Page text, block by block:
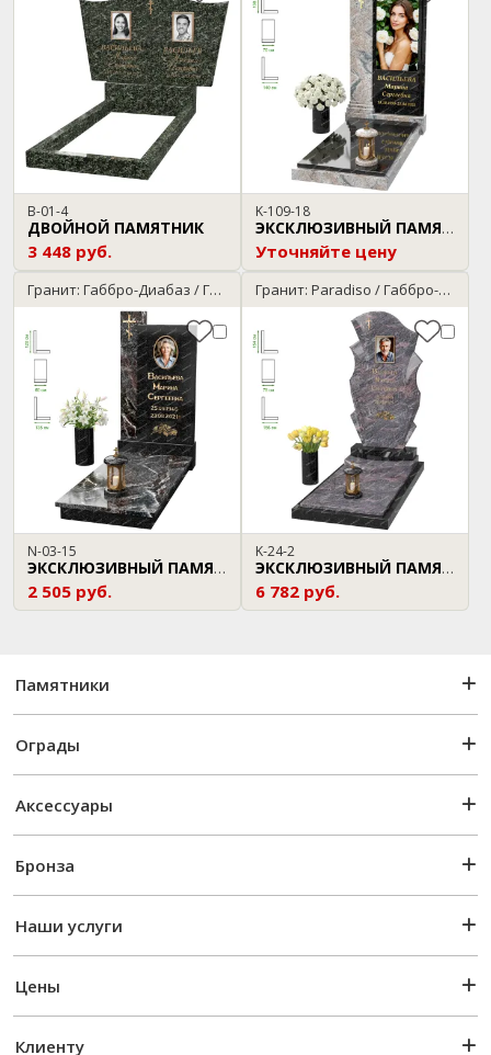
B-01-4
ДВОЙНОЙ ПАМЯТНИК
3 448 руб.
K-109-18
ЭКСКЛЮЗИВНЫЙ ПАМЯТНИК
Уточняйте цену
Гранит: Габбро-Диабаз / Гранатовый амфиболит
N-03-15
ЭКСКЛЮЗИВНЫЙ ПАМЯТНИК
2 505 руб.
Гранит: Paradiso / Габбро-Диабаз
K-24-2
ЭКСКЛЮЗИВНЫЙ ПАМЯТНИК
6 782 руб.
Памятники
Ограды
Аксессуары
Бронза
Наши услуги
Цены
Клиенту